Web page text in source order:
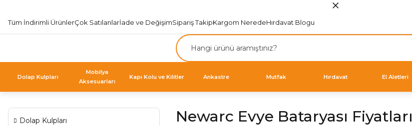
Tüm İndirimli ÜrünlerÇok Satılanlarİade ve DeğişimSipariş TakipKargom NeredeHırdavat Blogu
Dolap Kulpları
Mobilya
Aksesuarları
Kapı Kolu ve Kilitler Ankastre Mutfak Hırdavat El Aletleri
Dolap Kulpları
Newarc Evye Bataryası Fiyatları